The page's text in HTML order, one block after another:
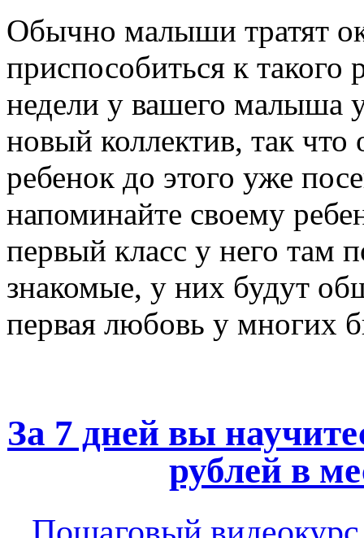
Обычно малыши тратят
приспособиться к
недели у вашего малыша
новый коллектив, так
ребенок до этого уже
напоминайте своему
первый класс у него там
знакомые, у них будут
первая любовь у многих
За 7 дней вы
рублей в